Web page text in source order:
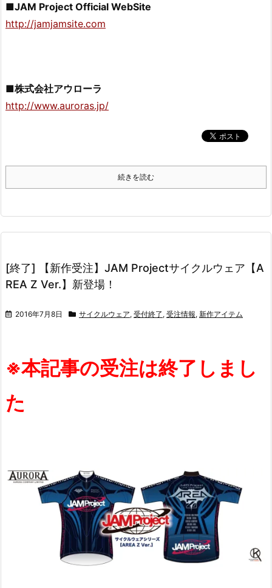
■JAM Project Official WebSite
http://jamjamsite.com
■株式会社アウローラ
http://www.auroras.jp/
続きを読む
[終了] 【新作受注】JAM Projectサイクルウェア【A
REA Z Ver.】新登場！
2016年7月8日 サイクルウェア, 受付終了 , 受注情報, 新作アイテム
※本記事の受注は終了しまし
た